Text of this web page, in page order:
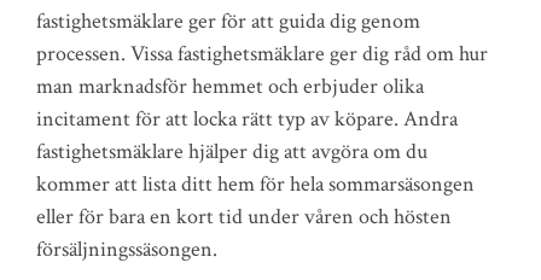
fastighetsmäklare ger för att guida dig genom
processen. Vissa fastighetsmäklare ger dig råd om hur
man marknadsför hemmet och erbjuder olika
incitament för att locka rätt typ av köpare. Andra
fastighetsmäklare hjälper dig att avgöra om du
kommer att lista ditt hem för hela sommarsäsongen
eller för bara en kort tid under våren och hösten
försäljningssäsongen.